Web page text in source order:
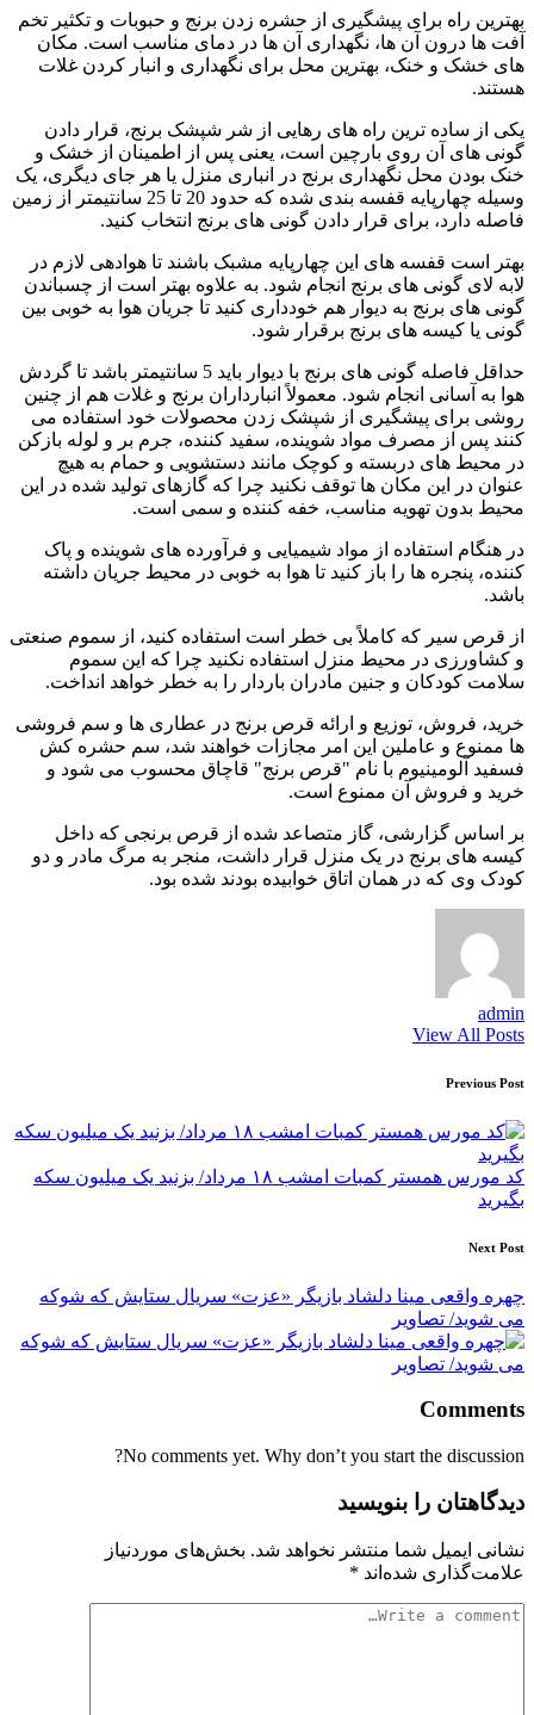
بهترین راه برای پیشگیری از حشره زدن برنج و حبوبات و تکثیر تخم
آفت ها درون آن ها،‌ نگهداری آن ها در دمای مناسب است. مکان
های خشک و خنک، بهترین محل برای نگهداری و انبار کردن غلات
هستند.
یکی از ساده ترین راه های رهایی از شر شپشک برنج، قرار دادن
گونی های آن روی بارچین است، یعنی پس از اطمینان از خشک و
خنک بودن محل نگهداری برنج در انباری منزل یا هر جای دیگری، یک
وسیله چهارپایه قفسه بندی شده که حدود 20 تا 25 سانتیمتر از زمین
فاصله دارد، برای قرار دادن گونی های برنج انتخاب کنید.
بهتر است قفسه های این چهارپایه مشبک باشند تا هوادهی لازم در
لابه لای گونی های برنج انجام شود. به علاوه بهتر است از چسباندن
گونی های برنج به دیوار هم خودداری کنید تا جریان هوا به خوبی بین
گونی یا کیسه های برنج برقرار شود.
حداقل فاصله گونی های برنج با دیوار باید 5 سانتیمتر باشد تا گردش
هوا به آسانی انجام شود. معمولاً انبارداران برنج و غلات هم از چنین
روشی برای پیشگیری از شپشک زدن محصولات خود استفاده می
کنند پس از مصرف مواد شوینده، سفید کننده، جرم بر و لوله بازکن
در محیط های دربسته و کوچک مانند دستشویی و حمام به هیچ
عنوان در این مکان ها توقف نکنید چرا که گازهای تولید شده در این
محیط بدون تهویه مناسب، خفه کننده و سمی است.
در هنگام استفاده از مواد شیمیایی و فرآورده های شوینده و پاک
کننده، پنجره ها را باز کنید تا هوا به خوبی در محیط جریان داشته
باشد.
از قرص سیر که کاملاً بی خطر است استفاده کنید، از سموم صنعتی
و کشاورزی در محیط منزل استفاده نکنید چرا که این سموم
سلامت کودکان و جنین مادران باردار را به خطر خواهد انداخت.
خرید، فروش، توزیع و ارائه قرص برنج در عطاری ها و سم فروشی
ها ممنوع و عاملین این امر مجازات خواهند شد، سم حشره کش
فسفید آلومینیوم با نام "قرص برنج" قاچاق محسوب می شود و
خرید و فروش آن ممنوع است.
بر اساس گزارشی، گاز متصاعد شده از قرص برنجی که داخل
کیسه های برنج در یک منزل قرار داشت، منجر به مرگ مادر و دو
کودک وی که در همان اتاق خوابیده بودند شده بود.
admin
View All Posts
Post
navigation
Previous Post
کد مورس همستر کمبات امشب ۱۸ مرداد/ بزنید یک میلیون سکه
بگیرید
Next Post
چهره واقعی مینا دلشاد بازیگر «عزت» سریال ستایش که شوکه
می شوید/ تصاویر
Comments
No comments yet. Why don’t you start the discussion?
دیدگاهتان را بنویسید
نشانی ایمیل شما منتشر نخواهد شد. بخش‌های موردنیاز
علامت‌گذاری شده‌اند *